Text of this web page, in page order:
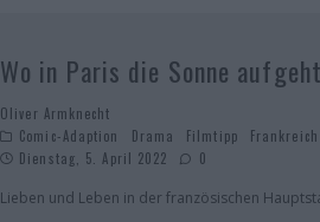
Wo in Paris die Sonne aufgeht
Oliver Armknecht
Comic-Adaption
Drama Filmtipp Frankreich
Dienstag, 5. April 2022
0
Lieben und Leben in der französischen